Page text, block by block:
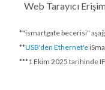
Web Tarayıcı
*"ismartgate becerisi"
**USB'den Ethernet'e
***1 Ekim 2025 tarihinde